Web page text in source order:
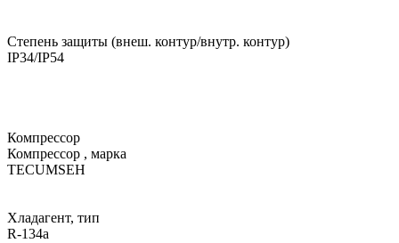
Степень защиты (внеш. контур/внутр. контур)
IP34/IP54
Компрессор
Компрессор , марка
TECUMSEH
Хладагент, тип
R-134a